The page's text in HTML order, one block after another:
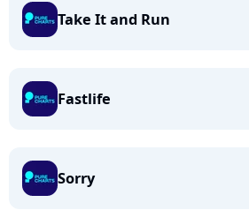
Take It and Run
Fastlife
Sorry